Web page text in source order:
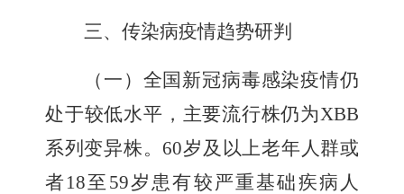
三、传染病疫情趋势研判
（一）全国新冠病毒感染疫情仍
处于较低水平，主要流行株仍为XBB
系列变异株。60岁及以上老年人群或
者18至59岁患有较严重基础疾病人